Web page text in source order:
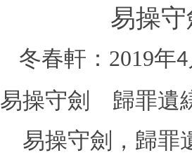
易操守
冬春軒 ： 2019年4
易操守劍
歸罪遺
易操守劍，歸罪